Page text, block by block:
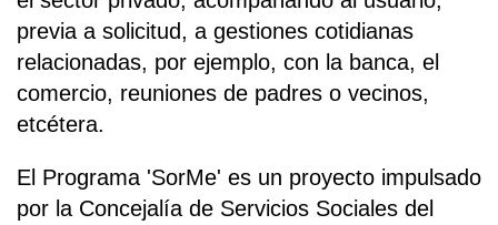
previa a solicitud, a gestiones cotidianas
relacionadas, por ejemplo, con la banca, el
comercio, reuniones de padres o vecinos,
etcétera.
El Programa 'SorMe' es un proyecto impulsado
por la Concejalía de Servicios Sociales del